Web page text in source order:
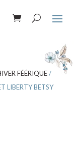
FÉÉRIQUE/
LIBERTY BETSY